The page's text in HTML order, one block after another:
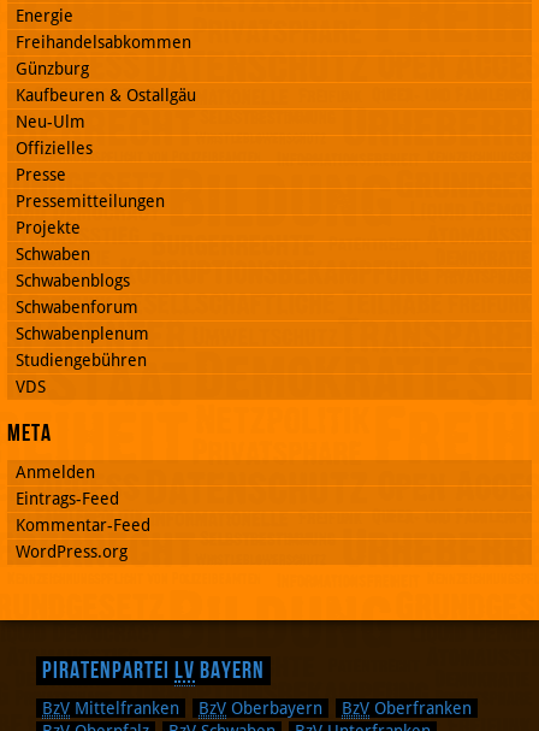
Energie
Freihandelsabkommen
Günzburg
Kaufbeuren & Ostallgäu
Neu-Ulm
Offizielles
Presse
Pressemitteilungen
Projekte
Schwaben
Schwabenblogs
Schwabenforum
Schwabenplenum
Studiengebühren
VDS
Meta
Anmelden
Eintrags-Feed
Kommentar-Feed
WordPress.org
Piratenpartei LV Bayern
BzV Mittelfranken BzV Oberbayern BzV Oberfranken